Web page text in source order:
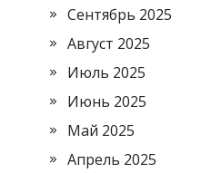
Сентябрь 2025
Август 2025
Июль 2025
Июнь 2025
Май 2025
Апрель 2025